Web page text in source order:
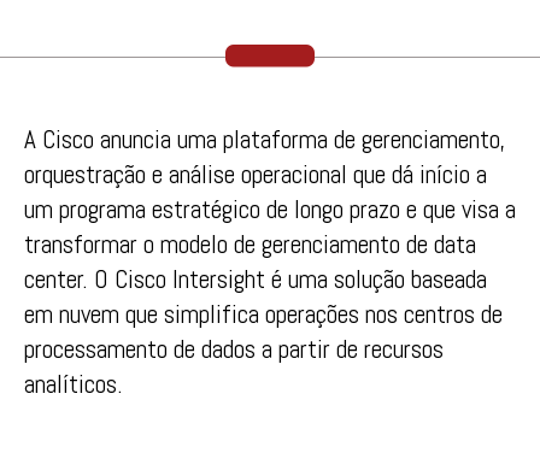
A Cisco anuncia uma plataforma de gerenciamento,
orquestração e análise operacional que dá início a
um programa estratégico de longo prazo e que visa a
transformar o modelo de gerenciamento de data
center. O Cisco Intersight é uma solução baseada
em nuvem que simplifica operações nos centros de
processamento de dados a partir de recursos
analíticos.